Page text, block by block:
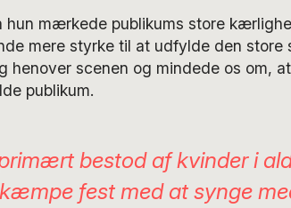
hun mærkede publikums store
mere styrke til at udfylde den store
henover scenen og mindede os om,
publikum.
bestod af kvinder i
fest med at synge